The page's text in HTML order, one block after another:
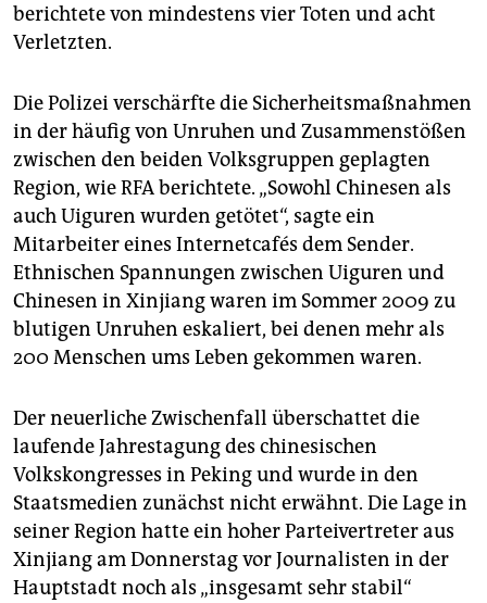
berichtete von mindestens vier Toten und acht
Verletzten.
Die Polizei verschärfte die Sicherheitsmaßnahmen
in der häufig von Unruhen und Zusammenstößen
zwischen den beiden Volksgruppen geplagten
Region, wie RFA berichtete. „Sowohl Chinesen als
auch Uiguren wurden getötet“, sagte ein
Mitarbeiter eines Internetcafés dem Sender.
Ethnischen Spannungen zwischen Uiguren und
Chinesen in Xinjiang waren im Sommer 2009 zu
blutigen Unruhen eskaliert, bei denen mehr als
200 Menschen ums Leben gekommen waren.
Der neuerliche Zwischenfall überschattet die
laufende Jahrestagung des chinesischen
Volkskongresses in Peking und wurde in den
Staatsmedien zunächst nicht erwähnt. Die Lage in
seiner Region hatte ein hoher Parteivertreter aus
Xinjiang am Donnerstag vor Journalisten in der
Hauptstadt noch als „insgesamt sehr stabil“